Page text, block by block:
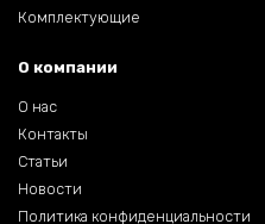
Комплектующие
О компании
О нас
Контакты
Статьи
Новости
Политика конфиденциальности